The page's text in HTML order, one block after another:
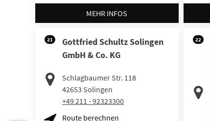
MEHR INFOS
21
Gottfried Schultz Solingen
GmbH & Co. KG
Schlagbaumer Str. 118
42653 Solingen
+49 211 - 92323300
Route berechnen
22